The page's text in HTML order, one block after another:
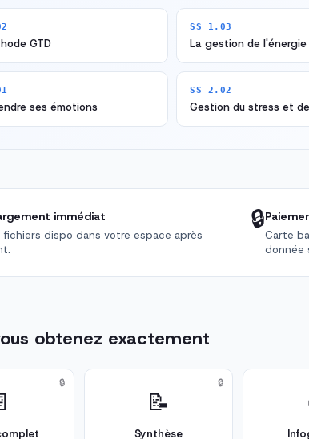
GTD
SS 1.03
La gestion de l'énergie
ses émotions
SS 2.02
Gestion du stress et
immédiat
fichiers dispo dans votre espace après
🔒
Carte
donnée
obtenez exactement
🔒
📝
Synthèse
🔒